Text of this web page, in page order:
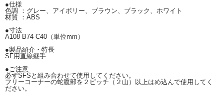
●仕様
色調 ：グレー、アイボリー、ブラウン、ブラック、ホワイト
材質 ：ABS
●寸法
A108 B74 C40（単位mm）
●製品紹介・特長
SF用直線継手
●ご注意
必ずSFSと組み合わせて使用してください。
フリーコーナーの蛇腹部を２ピッチ（２山）以上はめ込んで使用してく
ださい。